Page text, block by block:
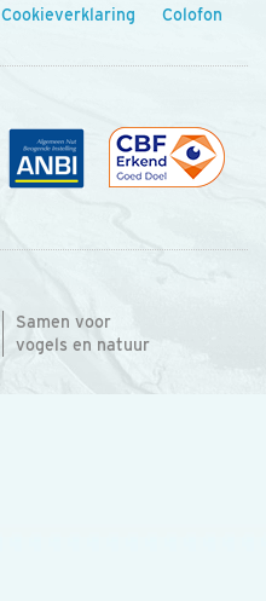
Cookieverklaring Colofon
Samen voor
vogels en natuur